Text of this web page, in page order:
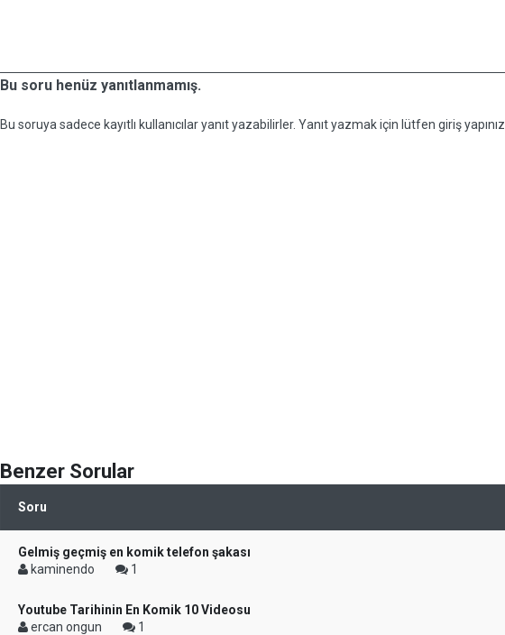
Bu soru henüz yanıtlanmamış.
Bu soruya sadece kayıtlı kullanıcılar yanıt yazabilirler. Yanıt yazmak için lütfen giriş yapınız.
Benzer Sorular
Soru
Gelmiş geçmiş en komik telefon şakası
kaminendo
1
Youtube Tarihinin En Komik 10 Videosu
ercan ongun
1